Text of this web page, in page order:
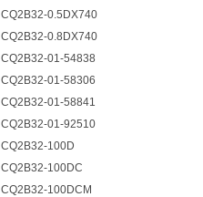
CQ2B32-0.5DX740
CQ2B32-0.8DX740
CQ2B32-01-54838
CQ2B32-01-58306
CQ2B32-01-58841
CQ2B32-01-92510
CQ2B32-100D
CQ2B32-100DC
CQ2B32-100DCM